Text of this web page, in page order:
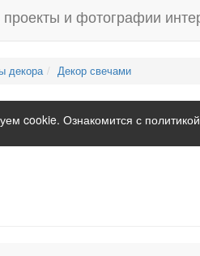
декора Декор свечами
cookie. Ознакомится с политикой